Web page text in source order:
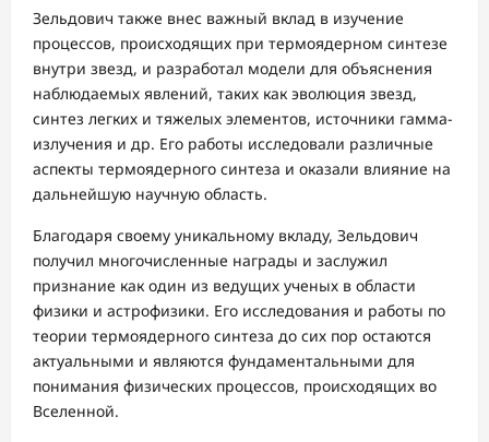
Зельдович также внес важный вклад в изучение
процессов, происходящих при термоядерном синтезе
внутри звезд, и разработал модели для объяснения
наблюдаемых явлений, таких как эволюция звезд,
синтез легких и тяжелых элементов, источники гамма-
излучения и др. Его работы исследовали различные
аспекты термоядерного синтеза и оказали влияние на
дальнейшую научную область.
Благодаря своему уникальному вкладу, Зельдович
получил многочисленные награды и заслужил
признание как один из ведущих ученых в области
физики и астрофизики. Его исследования и работы по
теории термоядерного синтеза до сих пор остаются
актуальными и являются фундаментальными для
понимания физических процессов, происходящих во
Вселенной.